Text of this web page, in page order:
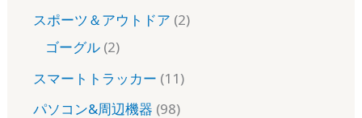
スポーツ＆アウトドア 2
ゴーグル 2
スマートトラッカー 11
パソコン&周辺機器 98